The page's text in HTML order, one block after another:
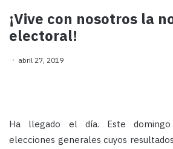
¡Vive con nosotros la
electoral!
abril 27, 2019
Ha llegado el día. Este
elecciones generales cuyos